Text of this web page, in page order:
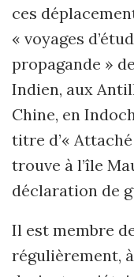
ces
« voyages
propagande » de
Indien, aux
Chine, en
titre d’« Attaché
trouve à l’île
déclaration de
Il est membre
régulièrement,